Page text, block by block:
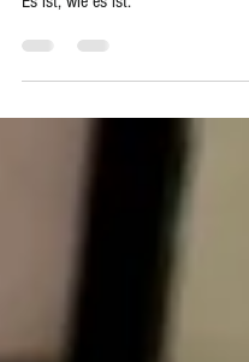
Mühlviertel
Leinnudeln mit